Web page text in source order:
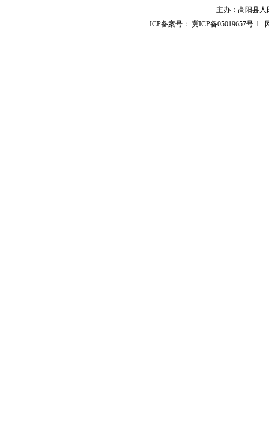
主办：高阳县人
ICP备案号：冀ICP备05019657号-1